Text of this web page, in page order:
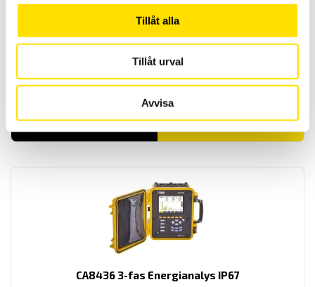
Tillåt alla
Tillåt urval
Avvisa
CA8331 & CA8333 3-fas Energianalys
strömingångar med svenska menyer. USB samt SD-kort för
Prisintervall:
23,900.00 kr
till
CA8436 3-fas Energianalys IP67